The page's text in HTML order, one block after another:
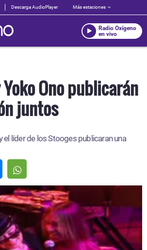
Descarga AudioPlayer Más estaciones
Radio Oxígeno
en vivo
Ono publicarán
juntos
el líder de los Stooges publicaran una